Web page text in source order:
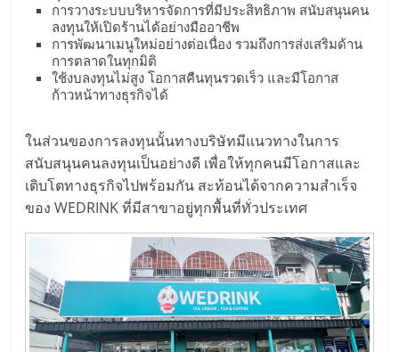
เปิด
ร้าน
ปรึกษา
ฟรี,
บริการ
พัฒนา
ระบบ
การวางระบบบริหารจัดการที่มีประสิทธิภาพ สนับสนุนคน
ลงทุนให้เปิดร้านได้อย่างมืออาชีพ
การพัฒนาเมนูใหม่อย่างต่อเนื่อง รวมถึงการส่งเสริมด้าน
การตลาดในทุกมิติ
ใช้งบลงทุนไม่สูง โอกาสคืนทุนรวดเร็ว และมีโอกาส
ก้าวหน้าทางธุรกิจได้
ในส่วนของการลงทุนนั้นทางบริษัทมีแนวทางในการ
สนับสนุนคนลงทุนเป็นอย่างดี เพื่อให้ทุกคนมีโอกาสและ
เติบโตทางธุรกิจไปพร้อมกัน สะท้อนได้จากความสำเร็จ
ของ WEDRINK ที่มีสาขาอยู่ทุกพื้นที่ทั่วประเทศ